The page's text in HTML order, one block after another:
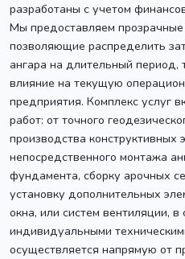
разработаны с учетом
Мы предоставляем
позволяющие распределить
ангара на длительный
влияние на текущую
предприятия. Комплекс услуг
работ: от точного
производства конструктивных
непосредственного монтажа
фундамента, сборку арочных
установку дополнительных
окна, или систем вентиляции, в
индивидуальными
осуществляется напрямую от